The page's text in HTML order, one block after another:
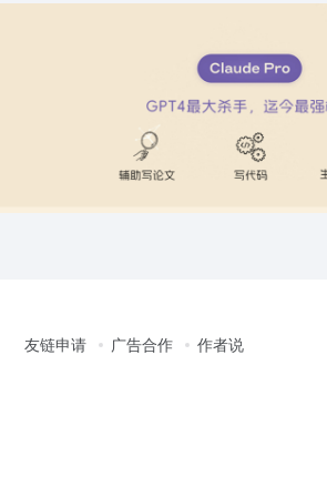
友链申请 广告合作 作者说